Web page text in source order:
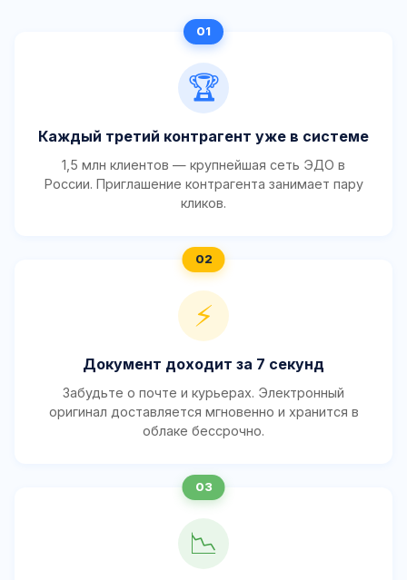
🏆
Каждый третий контрагент уже в системе
1,5 млн клиентов — крупнейшая сеть ЭДО в
России. Приглашение контрагента занимает пару
кликов.
⚡
Документ доходит за 7 секунд
Забудьте о почте и курьерах. Электронный
оригинал доставляется мгновенно и хранится в
облаке бессрочно.
📉